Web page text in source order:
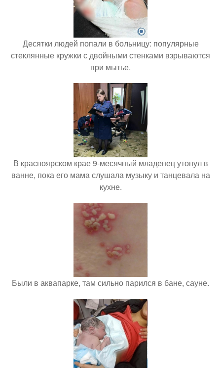
Десятки людей попали в больницу: популярные
стеклянные кружки с двойными стенками взрываются
при мытье.
В красноярском крае 9-месячный младенец утонул в
ванне, пока его мама слушала музыку и танцевала на
кухне.
Были в аквапарке, там сильно парился в бане, сауне.